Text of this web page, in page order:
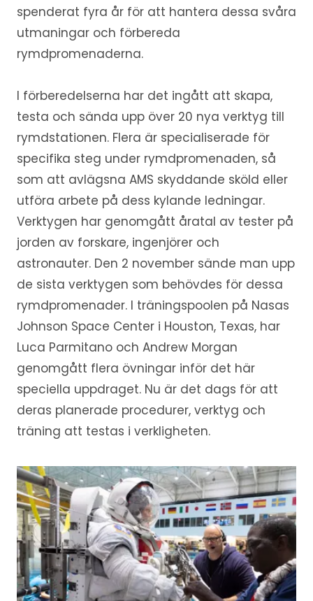
spenderat fyra år för att hantera dessa svåra
utmaningar och förbereda
rymdpromenaderna.
I förberedelserna har det ingått att skapa,
testa och sända upp över 20 nya verktyg till
rymdstationen. Flera är specialiserade för
specifika steg under rymdpromenaden, så
som att avlägsna AMS skyddande sköld eller
utföra arbete på dess kylande ledningar.
Verktygen har genomgått åratal av tester på
jorden av forskare, ingenjörer och
astronauter. Den 2 november sände man upp
de sista verktygen som behövdes för dessa
rymdpromenader. I träningspoolen på Nasas
Johnson Space Center i Houston, Texas, har
Luca Parmitano och Andrew Morgan
genomgått flera övningar inför det här
speciella uppdraget. Nu är det dags för att
deras planerade procedurer, verktyg och
träning att testas i verkligheten.